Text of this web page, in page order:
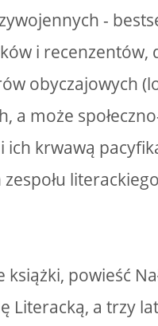
-
i recenzentów,
obyczajowych
a może
krwawą
powieść
a trzy